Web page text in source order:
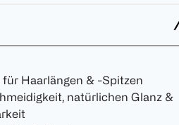
Haarlängen & -Spitzen
natürlichen Glanz &